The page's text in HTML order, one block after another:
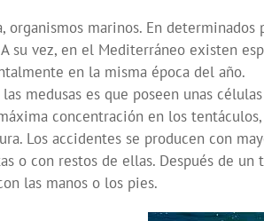
organismos marinos. En
su vez, en el Mediterráneo existen
en la misma época del año.
medusas es que poseen unas
concentración en los
Los accidentes se producen con
o con restos de ellas. Después de
las manos o los pies.